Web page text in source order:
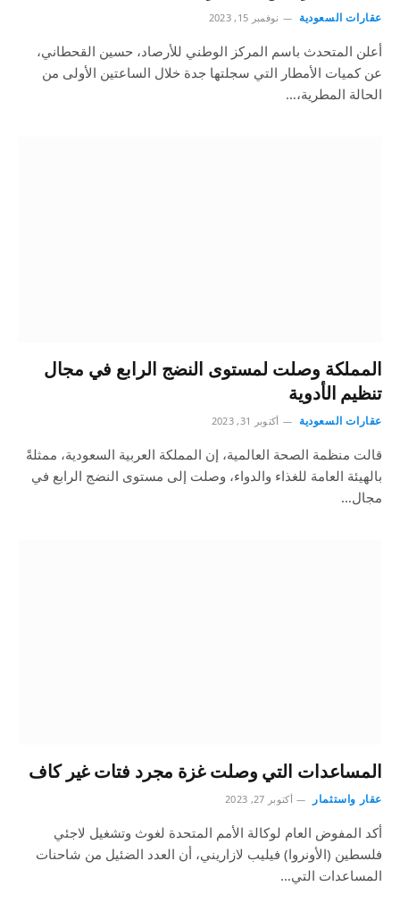
عقارات السعودية نوفمبر 15, 2023
أعلن المتحدث باسم المركز الوطني للأرصاد، حسين القحطاني،
عن كميات الأمطار التي سجلتها جدة خلال الساعتين الأولى من
الحالة المطرية،…
المملكة وصلت لمستوى النضج الرابع في مجال
تنظيم الأدوية
عقارات السعودية أكتوبر 31, 2023
قالت منظمة الصحة العالمية، إن المملكة العربية السعودية، ممثلةً
بالهيئة العامة للغذاء والدواء، وصلت إلى مستوى النضج الرابع في
مجال…
المساعدات التي وصلت غزة مجرد فتات غير كاف
عقار واستثمار أكتوبر 27, 2023
أكد المفوض العام لوكالة الأمم المتحدة لغوث وتشغيل لاجئي
فلسطين (الأونروا) فيليب لازاريني، أن العدد الضئيل من شاحنات
المساعدات التي…